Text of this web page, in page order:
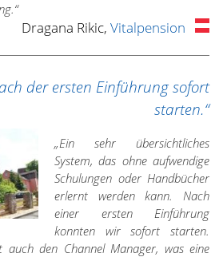
Dragana Rikic, Vitalpension
der ersten Einführung sofort
starten.“
„Ein sehr übersichtliches
System, das ohne aufwendige
Schulungen oder Handbücher
erlernt werden kann. Nach
einer ersten Einführung
konnten wir sofort starten.
auch den Channel Manager, was eine